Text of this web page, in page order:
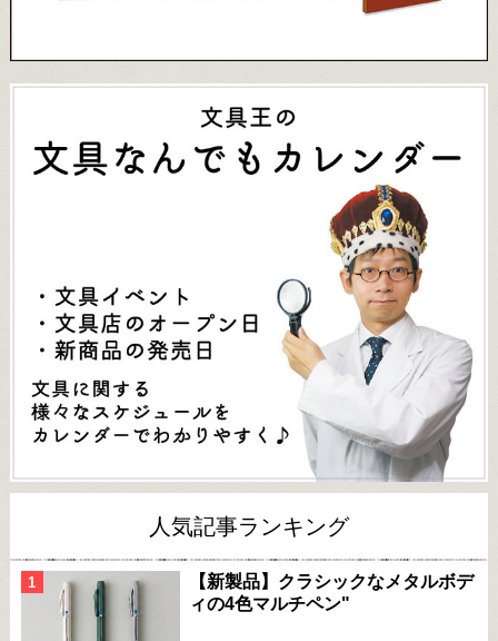
人気記事ランキング
【新製品】クラシックなメタルボデ
ィの4色マルチペン"